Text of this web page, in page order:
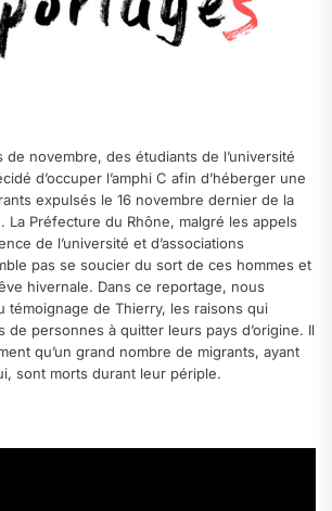
de novembre, des étudiants de l’université
d’occuper l’amphi C afin d’héberger une
expulsés le 16 novembre dernier de la
La Préfecture du Rhône, malgré les appels
de l’université et d’associations
pas se soucier du sort de ces hommes et
hivernale. Dans ce reportage, nous
témoignage de Thierry, les raisons qui
de personnes à quitter leurs pays d’origine. Il
qu’un grand nombre de migrants, ayant
sont morts durant leur périple.